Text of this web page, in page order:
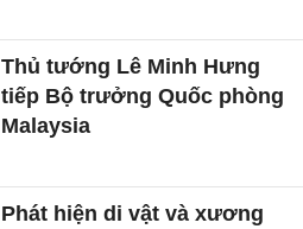
Thủ tướng Lê Minh Hưng
tiếp Bộ trưởng Quốc phòng
Malaysia
Phát hiện di vật và xương